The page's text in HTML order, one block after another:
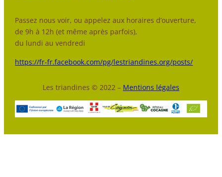
Passez nous voir, ou appelez aux horaires d’ouverture,
de 9h à 12h (et même après parfois),
du lundi au vendredi
https://fr-fr.facebook.com/pg/lestriandines.org/posts/
Les triandines © 2022 – Mentions légales